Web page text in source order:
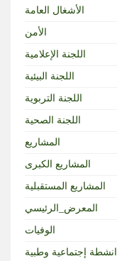
الأشغال العامة
الأمن
اللجنة الإعلامية
اللجنة البيئية
اللجنة التربوية
اللجنة الصحية
المشاريع
المشاريع الكبرى
المشاريع المستقبلية
المعرض_الرئيسي
الوفيات
انشطة إجتماعية وطبية